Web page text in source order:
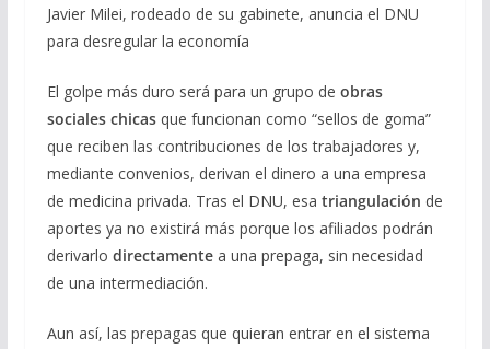
Javier Milei, rodeado de su gabinete, anuncia el DNU
para desregular la economía
El golpe más duro será para un grupo de obras
sociales chicasque funcionan como “sellos de goma”
que reciben las contribuciones de los trabajadores y,
mediante convenios, derivan el dinero a una empresa
de medicina privada. Tras el DNU, esa triangulación de
aportes ya no existirá más porque los afiliados podrán
derivarlo directamentea una prepaga, sin necesidad
de una intermediación.
Aun así, las prepagas que quieran entrar en el sistema